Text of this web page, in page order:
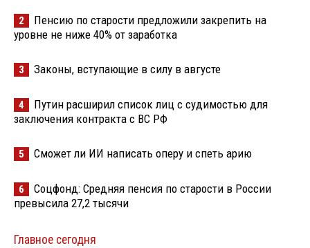
2
Пенсию по старости предложили закрепить на
уровне не ниже 40% от заработка
3 Законы, вступающие в силу в августе
4
Путин расширил список лиц с судимостью для
заключения контракта с ВС РФ
5 Сможет ли ИИ написать оперу и спеть арию
6
Соцфонд: Средняя пенсия по старости в России
превысила 27,2 тысячи
Главное сегодня